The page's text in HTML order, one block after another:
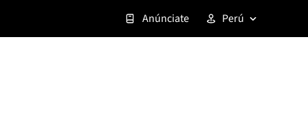
Anúnciate Perú